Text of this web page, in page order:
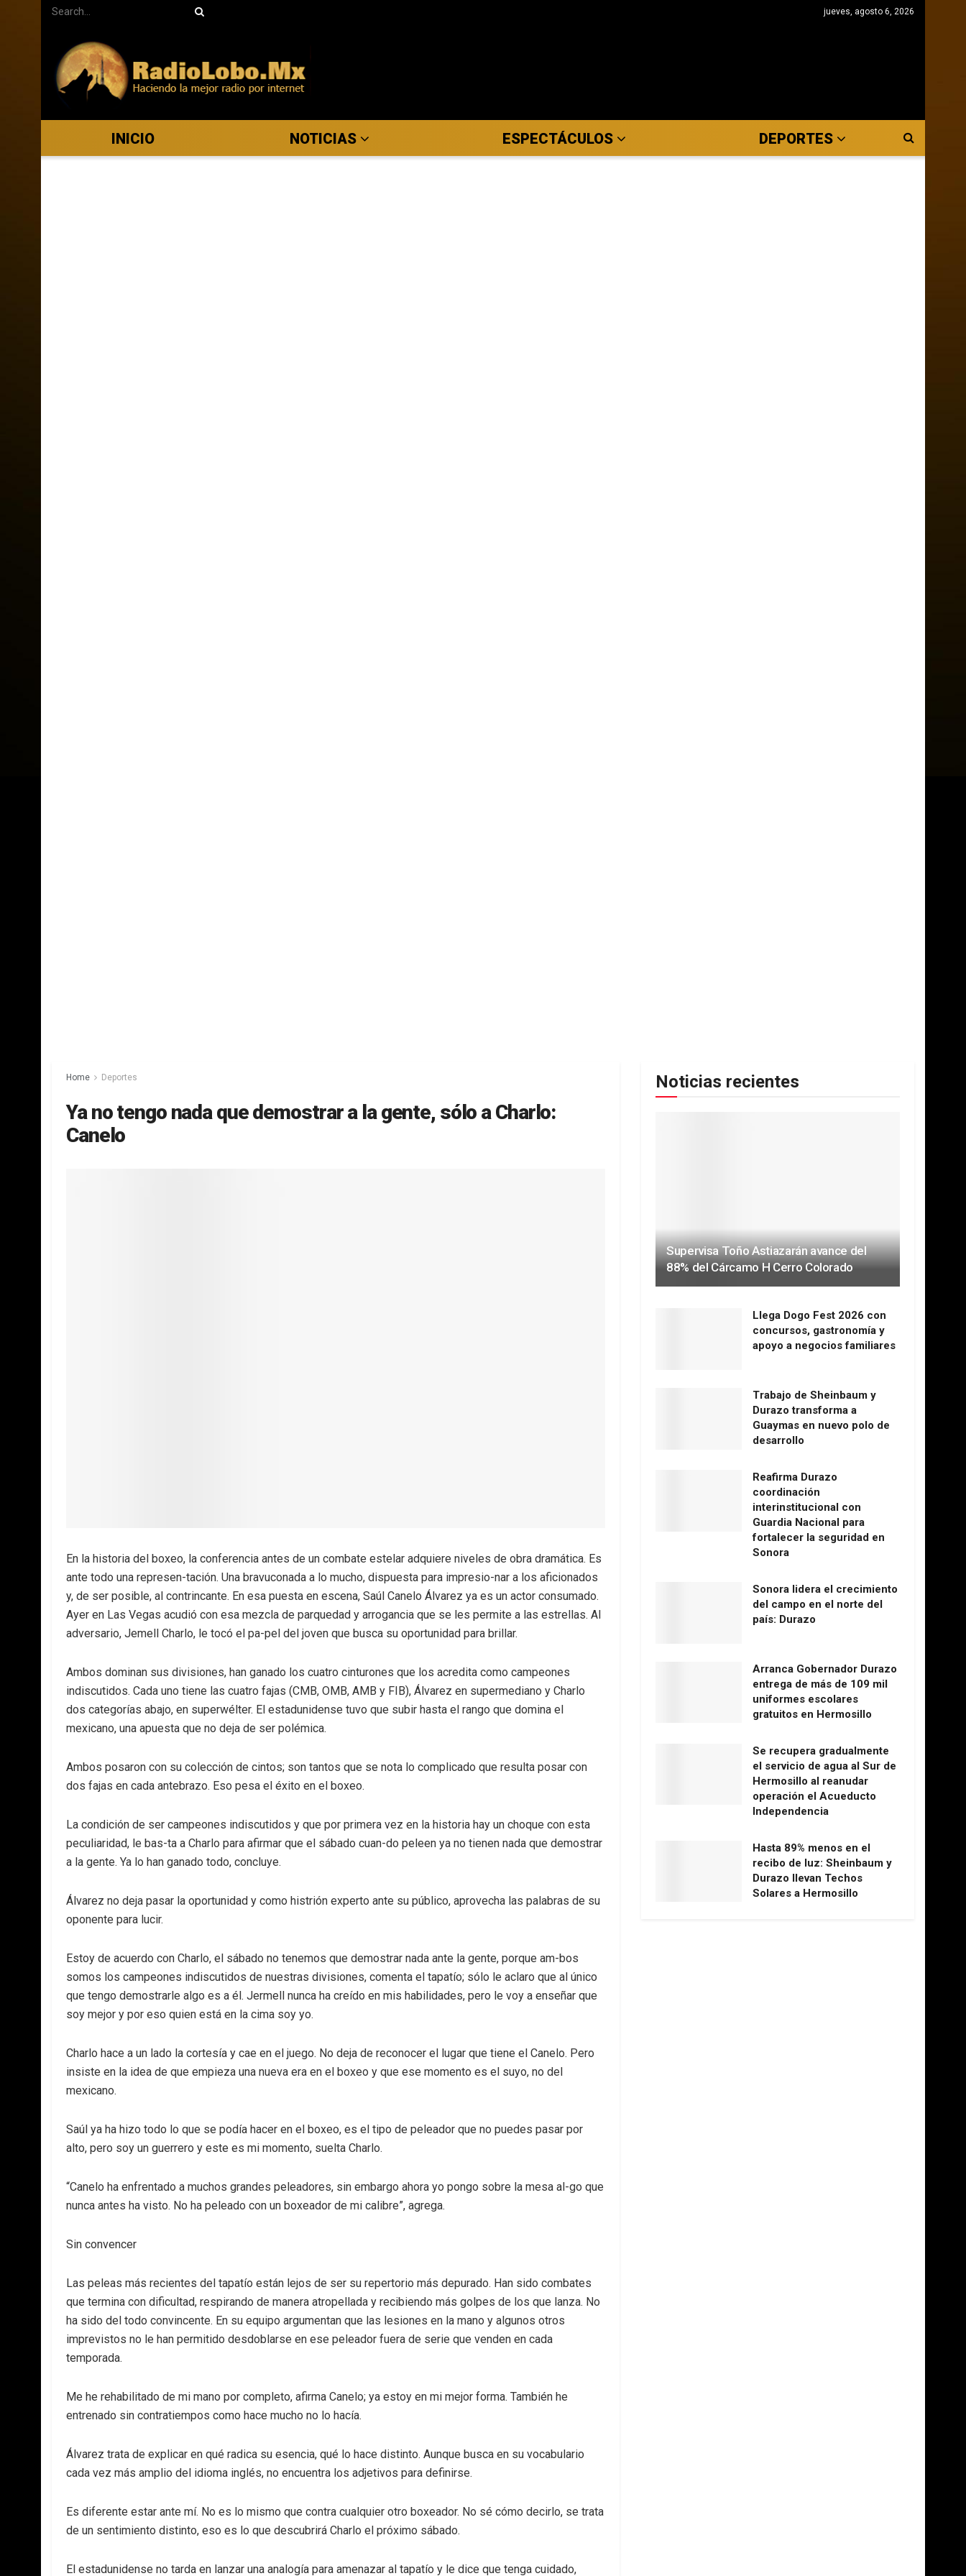
jueves, agosto 6, 2026
INICIO NOTICIAS ESPECTÁCULOS DEPORTES
Home Deportes
Ya no tengo nada que demostrar a la gente, sólo a Charlo:
Canelo
En la historia del boxeo, la conferencia antes de un combate estelar adquiere niveles de obra dramática. Es
ante todo una represen-tación. Una bravuconada a lo mucho, dispuesta para impresio-nar a los aficionados
y, de ser posible, al contrincante. En esa puesta en escena, Saúl Canelo Álvarez ya es un actor consumado.
Ayer en Las Vegas acudió con esa mezcla de parquedad y arrogancia que se les permite a las estrellas. Al
adversario, Jemell Charlo, le tocó el pa-pel del joven que busca su oportunidad para brillar.
Ambos dominan sus divisiones, han ganado los cuatro cinturones que los acredita como campeones
indiscutidos. Cada uno tiene las cuatro fajas (CMB, OMB, AMB y FIB), Álvarez en supermediano y Charlo
dos categorías abajo, en superwélter. El estadunidense tuvo que subir hasta el rango que domina el
mexicano, una apuesta que no deja de ser polémica.
Ambos posaron con su colección de cintos; son tantos que se nota lo complicado que resulta posar con
dos fajas en cada antebrazo. Eso pesa el éxito en el boxeo.
La condición de ser campeones indiscutidos y que por primera vez en la historia hay un choque con esta
peculiaridad, le bas-ta a Charlo para afirmar que el sábado cuan-do peleen ya no tienen nada que demostrar
a la gente. Ya lo han ganado todo, concluye.
Álvarez no deja pasar la oportunidad y como histrión experto ante su público, aprovecha las palabras de su
oponente para lucir.
Estoy de acuerdo con Charlo, el sábado no tenemos que demostrar nada ante la gente, porque am-bos
somos los campeones indiscutidos de nuestras divisiones, comenta el tapatío; sólo le aclaro que al único
que tengo demostrarle algo es a él. Jermell nunca ha creído en mis habilidades, pero le voy a enseñar que
soy mejor y por eso quien está en la cima soy yo.
Charlo hace a un lado la cortesía y cae en el juego. No deja de reconocer el lugar que tiene el Canelo. Pero
insiste en la idea de que empieza una nueva era en el boxeo y que ese momento es el suyo, no del
mexicano.
Saúl ya ha hizo todo lo que se podía hacer en el boxeo, es el tipo de peleador que no puedes pasar por
alto, pero soy un guerrero y este es mi momento, suelta Charlo.
“Canelo ha enfrentado a muchos grandes peleadores, sin embargo ahora yo pongo sobre la mesa al-go que
nunca antes ha visto. No ha peleado con un boxeador de mi calibre”, agrega.
Sin convencer
Las peleas más recientes del tapatío están lejos de ser su repertorio más depurado. Han sido combates
que termina con dificultad, respirando de manera atropellada y recibiendo más golpes de los que lanza. No
ha sido del todo convincente. En su equipo argumentan que las lesiones en la mano y algunos otros
imprevistos no le han permitido desdoblarse en ese peleador fuera de serie que venden en cada
temporada.
Me he rehabilitado de mi mano por completo, afirma Canelo; ya estoy en mi mejor forma. También he
entrenado sin contratiempos como hace mucho no lo hacía.
Álvarez trata de explicar en qué radica su esencia, qué lo hace distinto. Aunque busca en su vocabulario
cada vez más amplio del idioma inglés, no encuentra los adjetivos para definirse.
Es diferente estar ante mí. No es lo mismo que contra cualquier otro boxeador. No sé cómo decirlo, se trata
de un sentimiento distinto, eso es lo que descubrirá Charlo el próximo sábado.
El estadunidense no tarda en lanzar una analogía para amenazar al tapatío y le dice que tenga cuidado,
Noticias recientes
Supervisa Toño Astiazarán avance del
88% del Cárcamo H Cerro Colorado
Llega Dogo Fest 2026 con
concursos, gastronomía y
apoyo a negocios familiares
Trabajo de Sheinbaum y
Durazo transforma a
Guaymas en nuevo polo de
desarrollo
Reafirma Durazo
coordinación
interinstitucional con
Guardia Nacional para
fortalecer la seguridad en
Sonora
Sonora lidera el crecimiento
del campo en el norte del
país: Durazo
Arranca Gobernador Durazo
entrega de más de 109 mil
uniformes escolares
gratuitos en Hermosillo
Se recupera gradualmente
el servicio de agua al Sur de
Hermosillo al reanudar
operación el Acueducto
Independencia
Hasta 89% menos en el
recibo de luz: Sheinbaum y
Durazo llevan Techos
Solares a Hermosillo